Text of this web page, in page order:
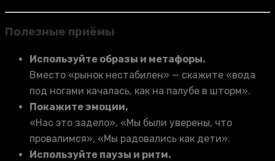
Полезные приёмы
Используйте образы и метафоры.
Вместо «рынок нестабилен» — скажите «вода
под ногами качалась, как на палубе в шторм».
Покажите эмоции.
«Нас это задело», «Мы были уверены, что
провалимся», «Мы радовались как дети».
Используйте паузы и ритм.